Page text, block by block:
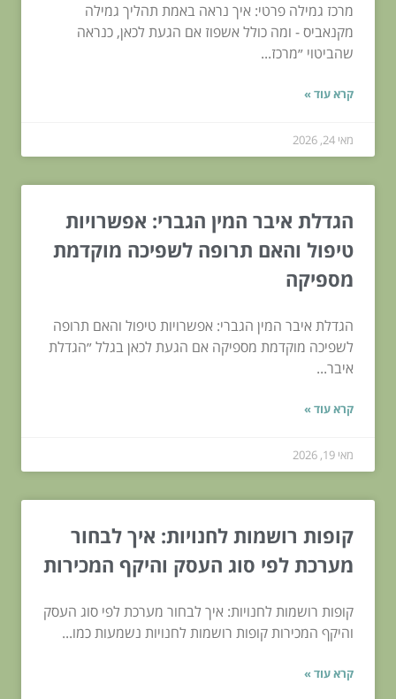
מרכז גמילה פרטי: איך נראה באמת תהליך גמילה
מקנאביס - ומה כולל אשפוז אם הגעת לכאן, כנראה
שהביטוי ״מרכז...
קרא עוד »
מאי 24, 2026
הגדלת איבר המין הגברי: אפשרויות
טיפול והאם תרופה לשפיכה מוקדמת
מספיקה
הגדלת איבר המין הגברי: אפשרויות טיפול והאם תרופה
לשפיכה מוקדמת מספיקה אם הגעת לכאן בגלל ״הגדלת
איבר...
קרא עוד »
מאי 19, 2026
קופות רושמות לחנויות: איך לבחור
מערכת לפי סוג העסק והיקף המכירות
קופות רושמות לחנויות: איך לבחור מערכת לפי סוג העסק
והיקף המכירות קופות רושמות לחנויות נשמעות כמו...
קרא עוד »